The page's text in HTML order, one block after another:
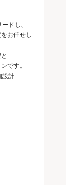
ドし、
お任せし
です。
設計